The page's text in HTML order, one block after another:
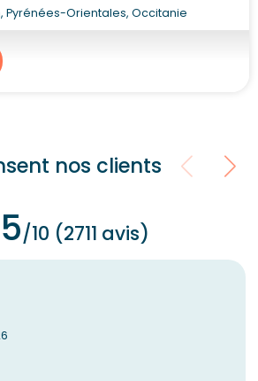
Pyrénées-Orientales, Occitanie
nos clients
/10 (2711 avis)